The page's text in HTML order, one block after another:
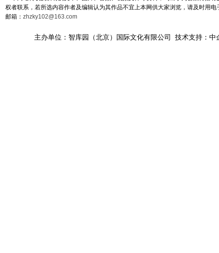
权者联系，若所选内容作者及编辑认为其作品不宜上本网供大家浏览，请及时用
邮箱： zhzky102@163.com
主办单位：智库园（北京）国际文化有限公司 技术支持：